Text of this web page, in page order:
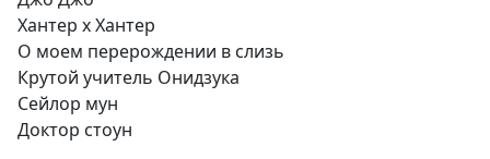
Хантер х Хантер
О моем перерождении в слизь
Крутой учитель Онидзука
Сейлор мун
Доктор стоун